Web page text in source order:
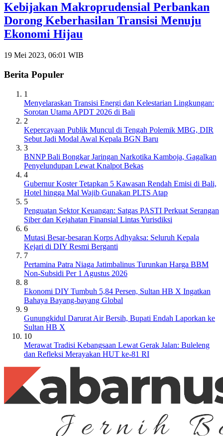
Kebijakan Makroprudensial Perbankan
Dorong Keberhasilan Transisi Menuju
Ekonomi Hijau
19 Mei 2023, 06:01 WIB
Berita Populer
1
Menyelaraskan Transisi Energi dan Kelestarian Lingkungan:
Sorotan Utama APDT 2026 di Bali
2
Kepercayaan Publik Muncul di Tengah Polemik MBG, DIR
Sebut Jadi Modal Awal Kepala BGN Baru
3
BNNP Bali Bongkar Jaringan Narkotika Kamboja, Gagalkan
Penyelundupan Lewat Knalpot Bekas
4
Gubernur Koster Tetapkan 5 Kawasan Rendah Emisi di Bali,
Hotel hingga Mal Wajib Gunakan PLTS Atap
5
Penguatan Sektor Keuangan: Satgas PASTI Perkuat Serangan
Siber dan Kejahatan Finansial Lintas Yurisdiksi
6
Mutasi Besar-besaran Korps Adhyaksa: Seluruh Kepala
Kejari di DIY Resmi Berganti
7
Pertamina Patra Niaga Jatimbalinus Turunkan Harga BBM
Non-Subsidi Per 1 Agustus 2026
8
Ekonomi DIY Tumbuh 5,84 Persen, Sultan HB X Ingatkan
Bahaya Bayang-bayang Global
9
Gunungkidul Darurat Air Bersih, Bupati Endah Laporkan ke
Sultan HB X
10
Merawat Tradisi Kebangsaan Lewat Gerak Jalan: Buleleng
dan Refleksi Merayakan HUT ke-81 RI